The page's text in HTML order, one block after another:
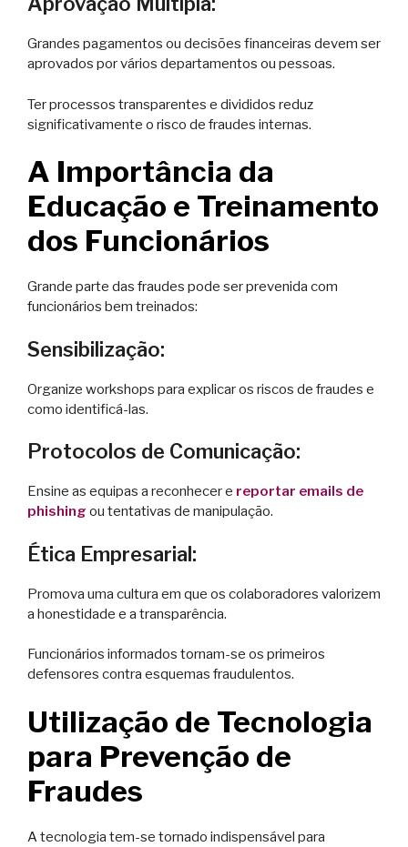
Grandes pagamentos ou decisões financeiras devem ser
aprovados por vários departamentos ou pessoas.
Ter processos transparentes e divididos reduz
significativamente o risco de fraudes internas.
A Importância da
Educação e Treinamento
dos Funcionários
Grande parte das fraudes pode ser prevenida com
funcionários bem treinados:
Sensibilização:
Organize workshops para explicar os riscos de fraudes e
como identificá-las.
Protocolos de Comunicação:
Ensine as equipas a reconhecer e reportar emails de
phishing ou tentativas de manipulação.
Ética Empresarial:
Promova uma cultura em que os colaboradores valorizem
a honestidade e a transparência.
Funcionários informados tornam-se os primeiros
defensores contra esquemas fraudulentos.
Utilização de Tecnologia
para Prevenção de
Fraudes
A tecnologia tem-se tornado indispensável para